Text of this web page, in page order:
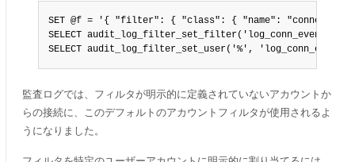
SET @f = '{ "filter": { "class": { "name":
SELECT audit_log_filter_set_filter('log_conn_events',
SELECT audit_log_filter_set_user('%',
監査ログでは、フィルタが明示的に定義されていないアカウントか
らの接続に、このデフォルトのアカウントフィルタが使用されるよ
うになりました。